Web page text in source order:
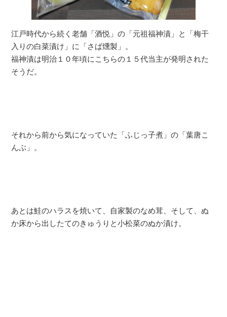
江戸時代から続く老舗「酒悦」の「元祖福神漬」と「梅干
入りの白菜漬け」に「さば燻製」。
福神漬は明治１０年頃にこちらの１５代当主が発明された
そうだ。
それから前から気になっていた「ふじっ子煮」の「葉唐こ
んぶ」。
あとは鮭のハラスを焼いて、自家製のなめ茸、そして、ぬ
か床から出したてのきゅうりと小松菜のぬか漬け。